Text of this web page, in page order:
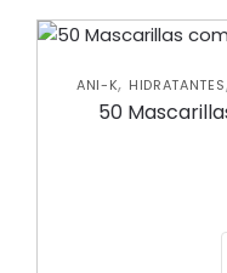
ANI-K, HIDRATANTES
50